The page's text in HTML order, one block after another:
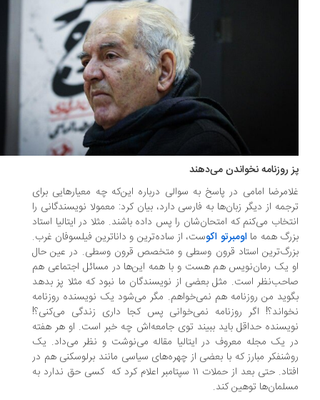
روزنامه نخواندن می‌دهند
امامی در پاسخ به سوالی درباره این‌که چه معیارهایی برای
از دیگر زبان‌ها به فارسی دارد، بیان کرد: معمولا نویسندگانی را
می‌کنم که امتحان‌شان را پس داده باشند. مثلا در ایتالیا استاد
همه مااومبرتو اکوست، از ساده‌ترین و داناترین فیلسوفان غرب.
استاد قرون وسطی و متخصص قرون وسطی. در عین حال
یک رمان‌نویس هم هست و با همه این‌ها در مسائل اجتماعی هم
است. مثل بعضی از نویسندگان ما نبود که مثلا پز بدهد
من روزنامه هم نمی‌خواهم. مگر می‌شود یک نویسنده روزنامه
اگر روزنامه نمی‌خوانی پس کجا داری زندگی می‌کنی؟!
حداقل باید ببیند توی جامعه‌اش چه خبر است. او هر هفته
یک مجله معروف در ایتالیا مقاله می‌نوشت و نظر می‌داد. یک
مبارز که با بعضی از چهره‌های سیاسی مانند برلوسکنی هم در
افتاد. حتی بعد از حملات ۱۱ سپتامبر اعلام کرد که کسی حق ندارد به
توهین کند.